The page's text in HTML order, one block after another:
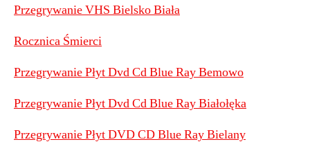
Przegrywanie VHS Bielsko Biała
Rocznica Śmierci
Przegrywanie Płyt Dvd Cd Blue Ray Bemowo
Przegrywanie Płyt Dvd Cd Blue Ray Białołęka
Przegrywanie Płyt DVD CD Blue Ray Bielany